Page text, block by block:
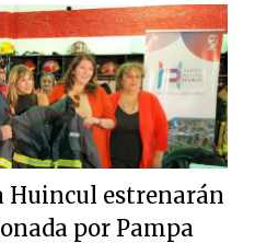
Huincul estrenarán
por Pampa